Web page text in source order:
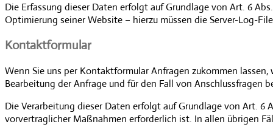
Die Erfassung dieser Daten erfolgt auf Grundlage von Art. 6
Optimierung seiner Website – hierzu müssen die Server-Log-
Kontaktformular
Wenn Sie uns per Kontaktformular Anfragen zukommen
Bearbeitung der Anfrage und für den Fall von
Die Verarbeitung dieser Daten erfolgt auf Grundlage von Art. 6
vorvertraglicher Maßnahmen erforderlich ist. In allen übrigen